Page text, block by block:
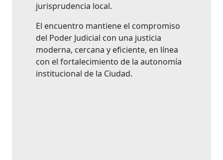
jurisprudencia local.
El encuentro mantiene el compromiso
del Poder Judicial con una justicia
moderna, cercana y eficiente, en línea
con el fortalecimiento de la autonomía
institucional de la Ciudad.